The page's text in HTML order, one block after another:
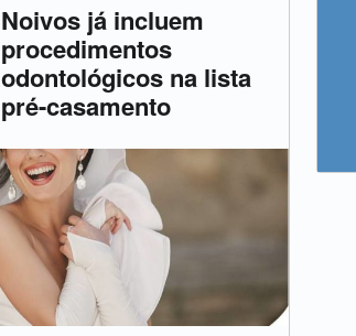
Noivos já incluem
procedimentos
odontológicos na lista
pré-casamento